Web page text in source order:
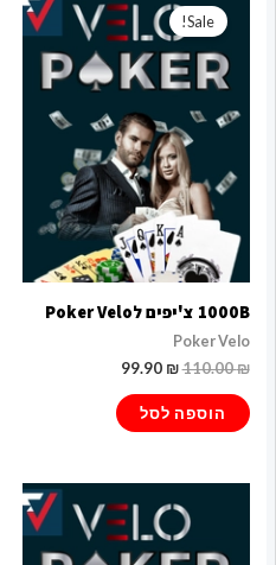
Sale!
1000B צ'יפים לPoker Velo
Poker Velo
110.00₪
המקורי
היה:
110.00 ₪.
99.90 ₪
הנוכחי
הוא:
99.90 ₪.
הוספה לסל